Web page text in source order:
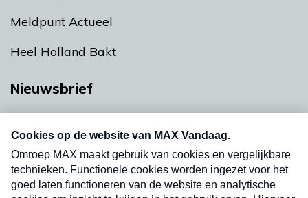
Meldpunt Actueel
Heel Holland Bakt
Nieuwsbrief
nieuwsbrief. Elke vrijdag- en dinsdagochtend in
uw mailbox.
Verzend